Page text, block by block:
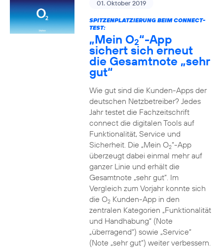
01. Oktober 2019
SPITZENPLATZIERUNG BEIM CONNECT-
TEST:
„Mein O2“-App
sichert sich erneut
die Gesamtnote „sehr
gut“
Wie gut sind die Kunden-Apps der
deutschen Netzbetreiber? Jedes
Jahr testet die Fachzeitschrift
connect die digitalen Tools auf
Funktionalität, Service und
Sicherheit. Die „Mein O2“-App
überzeugt dabei einmal mehr auf
ganzer Linie und erhält die
Gesamtnote „sehr gut“. Im
Vergleich zum Vorjahr konnte sich
die O2Kunden-App in den
zentralen Kategorien „Funktionalität
und Handhabung“ (Note
„überragend“) sowie „Service“
(Note „sehr gut“) weiter verbessern.